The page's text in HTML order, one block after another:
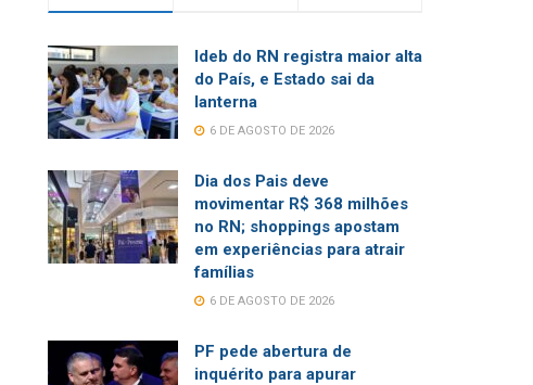
Ideb do RN registra maior alta
do País, e Estado sai da
lanterna
6 DE AGOSTO DE 2026
Dia dos Pais deve
movimentar R$ 368 milhões
no RN; shoppings apostam
em experiências para atrair
famílias
6 DE AGOSTO DE 2026
PF pede abertura de
inquérito para apurar